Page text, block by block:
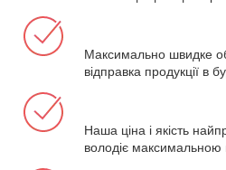
Максимально швидке
відправка продукції в
Наша ціна і якість
володіє максимальною